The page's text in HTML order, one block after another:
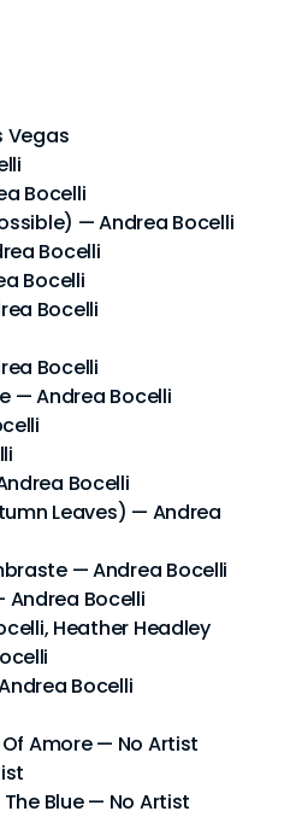
Vegas
Bocelli
— Andrea Bocelli
Bocelli
Bocelli
Bocelli
Bocelli
— Andrea Bocelli
Bocelli
Leaves) — Andrea
— Andrea Bocelli
Andrea Bocelli
Heather Headley
Bocelli
Amore — No Artist
The Blue — No Artist